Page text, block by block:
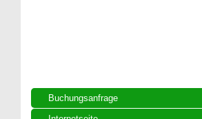
Buchungsanfrage